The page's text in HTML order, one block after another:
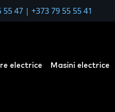
55 47 | +373 79 55 55 41
electrice Masini electrice